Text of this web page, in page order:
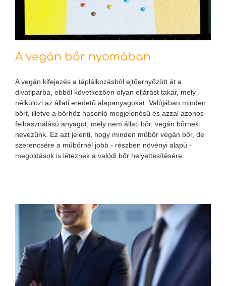
A vegán bőr nyomában
A vegán kifejezés a táplálkozásból ejtőernyőzött át a
divatiparba, ebből következően olyan eljárást takar, mely
nélkülözi az állati eredetű alapanyagokat. Valójában minden
bőrt, illetve a bőrhöz hasonló megjelenésű és azzal azonos
felhasználású anyagot, mely nem állati bőr, vegán bőrnek
nevezünk. Ez azt jelenti, hogy minden műbőr vegán bőr, de
szerencsére a műbőrnél jobb - részben növényi alapú -
megoldások is léteznek a valódi bőr helyettesítésére.